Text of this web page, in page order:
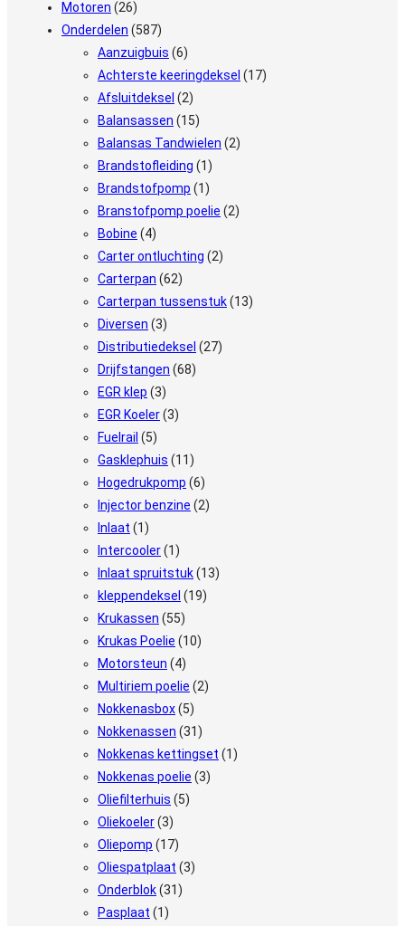
Motoren (26)
Onderdelen (587)
Aanzuigbuis (6)
Achterste keeringdeksel (17)
Afsluitdeksel (2)
Balansassen (15)
Balansas Tandwielen (2)
Brandstofleiding (1)
Brandstofpomp (1)
Branstofpomp poelie (2)
Bobine (4)
Carter ontluchting (2)
Carterpan (62)
Carterpan tussenstuk(13)
Diversen (3)
Distributiedeksel (27)
Drijfstangen (68)
EGR klep (3)
EGR Koeler(3)
Fuelrail (5)
Gasklephuis (11)
Hogedrukpomp (6)
Injector benzine (2)
Inlaat (1)
Intercooler(1)
Inlaat spruitstuk(13)
kleppendeksel (19)
Krukassen (55)
Krukas Poelie (10)
Motorsteun (4)
Multiriem poelie (2)
Nokkenasbox(5)
Nokkenassen (31)
Nokkenas kettingset (1)
Nokkenas poelie (3)
Oliefilterhuis (5)
Oliekoeler(3)
Oliepomp (17)
Oliespatplaat (3)
Onderblok(31)
Pasplaat (1)